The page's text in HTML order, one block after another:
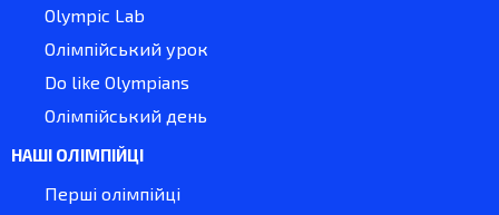
Olympic Lab
Олімпійський урок
Do like Olympians
Олімпійський день
НАШІ ОЛІМПІЙЦІ
Перші олімпійці